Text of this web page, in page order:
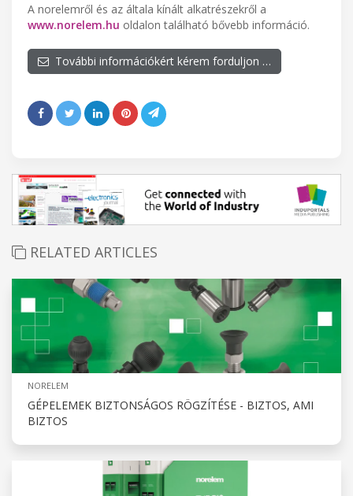
A norelemről és az általa kínált alkatrészekről a
www.norelem.hu oldalon található bővebb információ.
További információkért kérem forduljon …
RELATED ARTICLES
NORELEM
GÉPELEMEK BIZTONSÁGOS RÖGZÍTÉSE - BIZTOS, AMI
BIZTOS